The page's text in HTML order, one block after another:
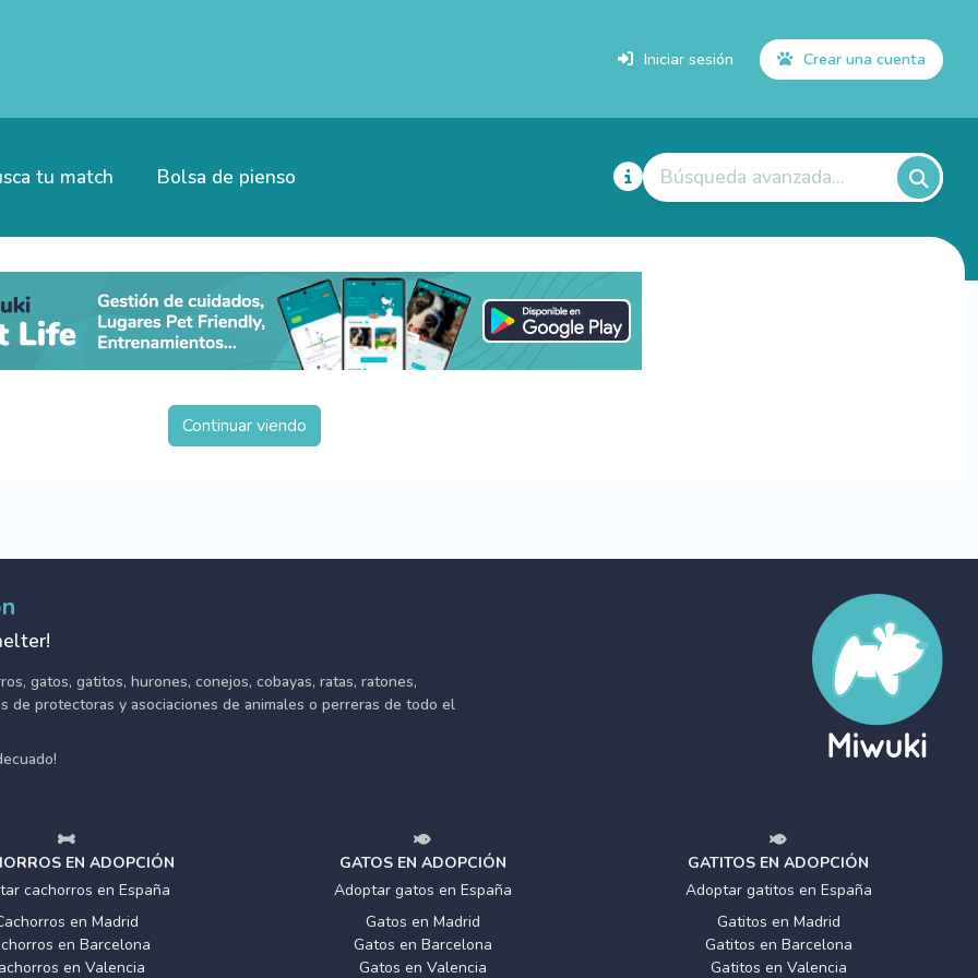
Iniciar sesión Crear una cuenta
tu match Bolsa de pienso Búsqueda avanzada...
Continuar viendo
gatos, gatitos, hurones, conejos, cobayas, ratas, ratones,
de protectoras y asociaciones de animales o perreras de todo el
EN ADOPCIÓN
cachorros en España
en Madrid
en Barcelona
en Valencia
GATOS EN ADOPCIÓN
Adoptar gatos en España
Gatos en Madrid
Gatos en Barcelona
Gatos en Valencia
GATITOS EN ADOPCIÓN
Adoptar gatitos en España
Gatitos en Madrid
Gatitos en Barcelona
Gatitos en Valencia